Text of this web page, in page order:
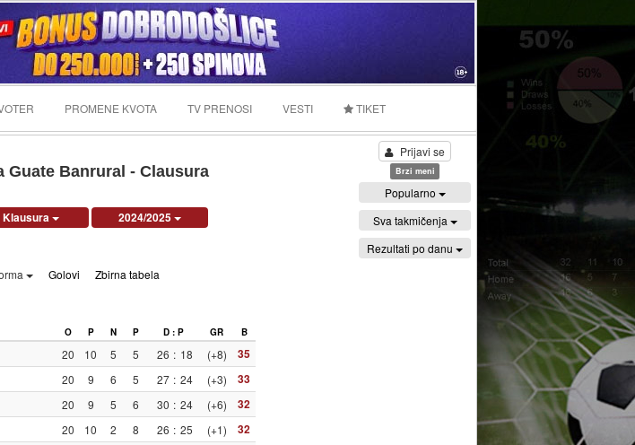
PROMENE KVOTA TV PRENOSI VESTI TIKET
Guate Banrural - Clausura
Klausura 2024/2025
Golovi Zbirna tabela
O P N P D : P GR B
20 10 5 5 26 : 18 (+8) 35
20 9 6 5 27 : 24 (+3) 33
20 9 5 6 30 : 24 (+6) 32
20 10 2 8 26 : 25 (+1) 32
Prijavi se
Brzi meni
Popularno
Sva takmičenja
Rezultati po danu